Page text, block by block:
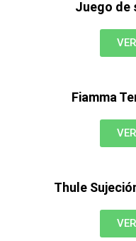
Juego de
Fiamma
Thule